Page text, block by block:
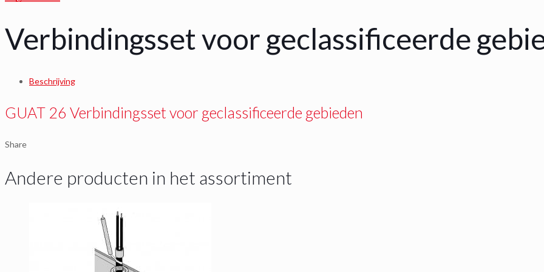
Verbindingsset voor geclassificeerde
Beschrijving
GUAT 26 Verbindingsset voor geclassificeerde gebieden
Share
Andere producten in het assortiment